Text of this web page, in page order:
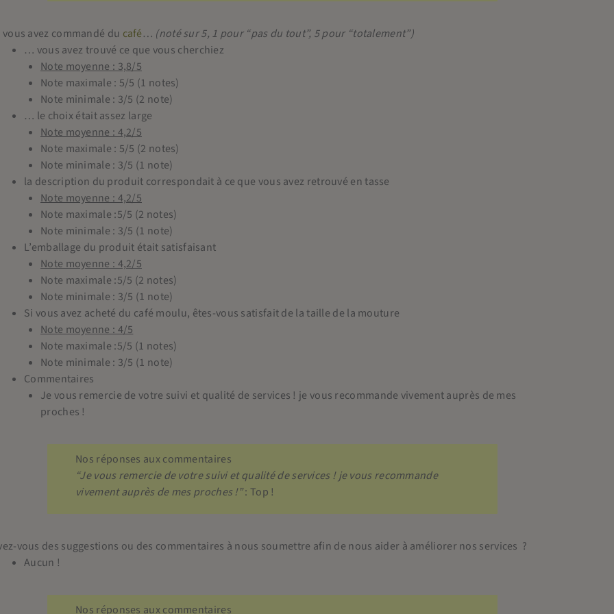
vous avez commandé du café… (noté sur 5, 1 pour “pas du tout”, 5 pour “totalement”)
… vous avez trouvé ce que vous cherchiez
Note moyenne : 3,8/5
Note maximale : 5/5 (1 notes)
Note minimale : 3/5 (2 note)
… le choix était assez large
Note moyenne : 4,2/5
Note maximale : 5/5 (2 notes)
Note minimale : 3/5 (1 note)
la description du produit correspondait à ce que vous avez retrouvé en tasse
Note moyenne : 4,2/5
Note maximale :5/5 (2 notes)
Note minimale : 3/5 (1 note)
L’emballage du produit était satisfaisant
Note moyenne : 4,2/5
Note maximale :5/5 (2 notes)
Note minimale : 3/5 (1 note)
Si vous avez acheté du café moulu, êtes-vous satisfait de la taille de la mouture
Note moyenne : 4/5
Note maximale :5/5 (1 notes)
Note minimale : 3/5 (1 note)
Commentaires
Je vous remercie de votre suivi et qualité de services ! je vous recommande vivement auprès de mes
proches !
Nos réponses aux commentaires
“Je vous remercie de votre suivi et qualité de services ! je vous recommande
vivement auprès de mes proches !”: Top !
vous des suggestions ou des commentaires à nous soumettre afin de nous aider à améliorer nos services ?
Aucun !
Nos réponses aux commentaires